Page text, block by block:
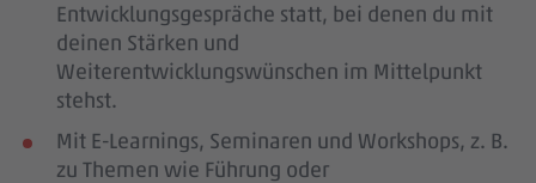
Entwicklungsgespräche statt, bei denen du mit
deinen Stärken und
Weiterentwicklungswünschen im Mittelpunkt
stehst.
Mit E-Learnings, Seminaren und Workshops, z. B.
zu Themen wie Führung oder